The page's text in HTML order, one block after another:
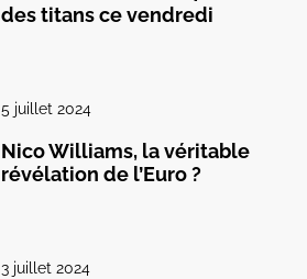
des titans ce vendredi
5 juillet 2024
Nico Williams, la véritable
révélation de l’Euro ?
3 juillet 2024